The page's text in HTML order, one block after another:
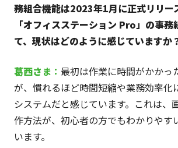
務組合機能は2023年1月に正式リリー
「オフィスステーション Pro」の事務
て、現状はどのように感じていますか
葛西さ ま： 最初は作業に時間がかかっ
が、慣れるほど時間短縮や業務効率化
システムだと感じています。これは、
作方法が、初心者の方でもわかりやす
います。